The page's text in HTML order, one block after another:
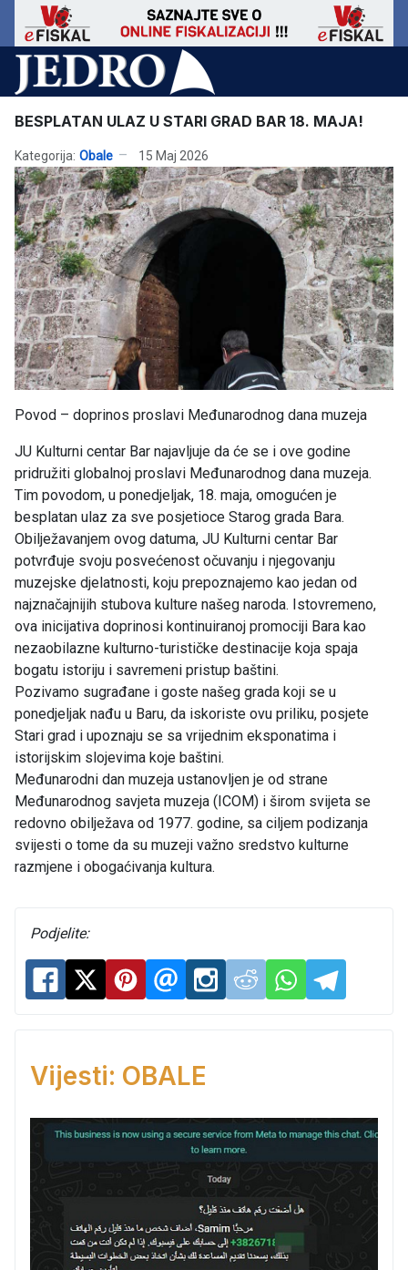
BESPLATAN ULAZ U STARI GRAD BAR 18. MAJA!
Kategorija: Obale 15 Maj 2026
Povod – doprinos proslavi Međunarodnog dana muzeja
JU Kulturni centar Bar najavljuje da će se i ove godine
pridružiti globalnoj proslavi Međunarodnog dana muzeja.
Tim povodom, u ponedjeljak, 18. maja, omogućen je
besplatan ulaz za sve posjetioce Starog grada Bara.
Obilježavanjem ovog datuma, JU Kulturni centar Bar
potvrđuje svoju posvećenost očuvanju i njegovanju
muzejske djelatnosti, koju prepoznajemo kao jedan od
najznačajnijih stubova kulture našeg naroda. Istovremeno,
ova inicijativa doprinosi kontinuiranoj promociji Bara kao
nezaobilazne kulturno-turističke destinacije koja spaja
bogatu istoriju i savremeni pristup baštini.
Pozivamo sugrađane i goste našeg grada koji se u
ponedjeljak nađu u Baru, da iskoriste ovu priliku, posjete
Stari grad i upoznaju se sa vrijednim eksponatima i
istorijskim slojevima koje baštini.
Međunarodni dan muzeja ustanovljen je od strane
Međunarodnog savjeta muzeja (ICOM) i širom svijeta se
redovno obilježava od 1977. godine, sa ciljem podizanja
svijesti o tome da su muzeji važno sredstvo kulturne
razmjene i obogaćivanja kultura.
Podjelite:
Vijesti: OBALE